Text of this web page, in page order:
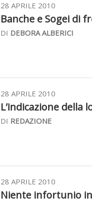
28 APRILE 2010
Banche e Sogei di
DI DEBORA ALBERICI
28 APRILE 2010
L’indicazione della
DI REDAZIONE
28 APRILE 2010
Niente infortunio